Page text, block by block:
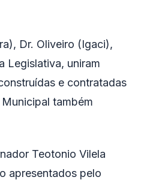
Dr. Oliveiro (Igaci),
Legislativa, uniram
e contratadas
também
Teotonio Vilela
apresentados pelo